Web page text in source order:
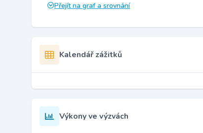
Přejít na graf a srovnání
Kalendář zážitků
Výkony ve výzvách